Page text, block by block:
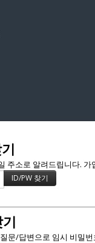
주소로 알려드립니다.
문/답변으로 임시 비밀